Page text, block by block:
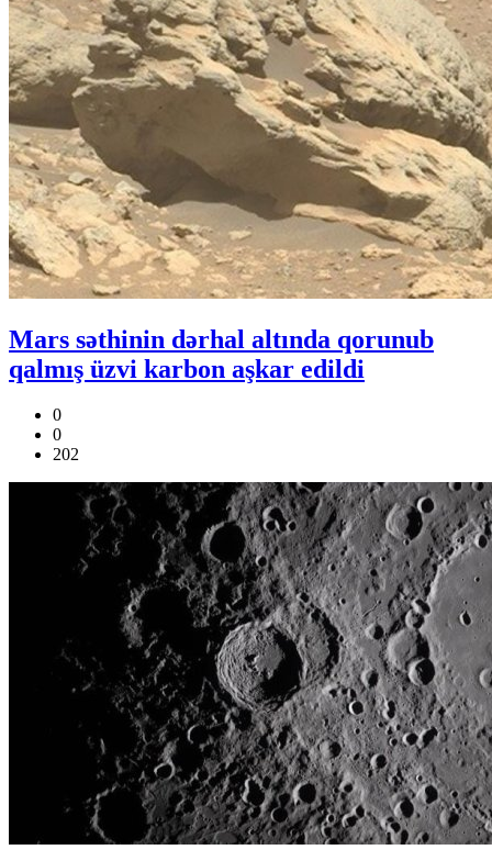
Mars səthinin dərhal altında qorunub
qalmış üzvi karbon aşkar edildi
0
0
202